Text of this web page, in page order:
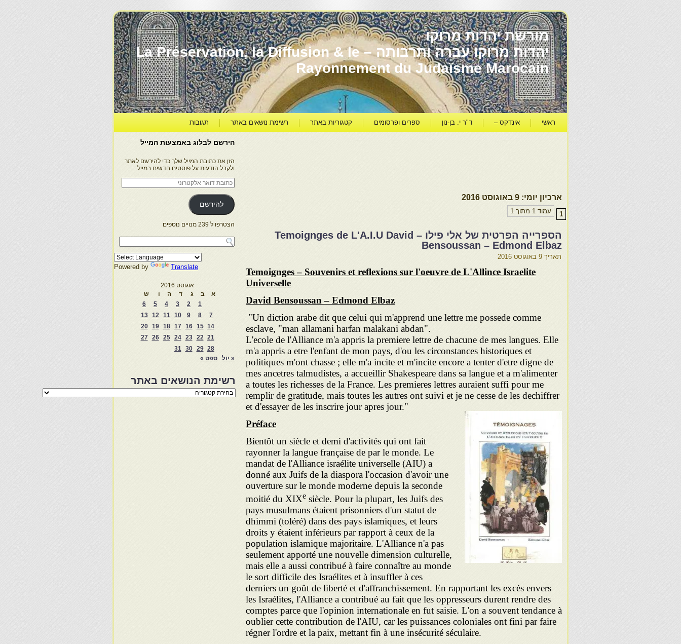
מורשת יהדות מרוקו
יהדות מרוקו עברה ותרבותה – La Préservation, la Diffusion & le
Rayonnement du Judaïsme Marocain
ראשי אינדקס – ד"ר י. בן-נון ספרים ופרסומים קטגוריות באתר רשימת נושאים באתר תגובות
ארכיון יומי: 9 באוגוסט 2016
עמוד 1 מתוך 1 1
הספרייה הפרטית של אלי פילו – Temoignges de L'A.I.U David
Bensoussan – Edmond Elbaz
תאריך 9 באוגוסט 2016
Temoignges – Souvenirs et reflexions sur l'oeuvre de L'Allince Israelite
Universelle
David Bensoussan – Edmond Elbaz
"Un diction arabe dit que celui qui m'apprend une lettre me possede comme
esclave, "man allamani harfan malakani abdan".
L'ecole de l'Alliance m'a appris la premiere lettre de chacune de mes langues. Elle
m'a appris a etre l'enfant de mon pays, d'ou les circonstances historiques et
politiques m'ont chasse ; elle m'a incite et m'incite encore a tenter d'etre digne de
mes ancetres talmudistes, a accueillir Shakespeare dans sa langue et a m'alimenter
a toutes les richesses de la France. Les premieres lettres auraient suffi pour me
remplir de gratitude, mais toutes les autres ont suivi et je ne cesse de les dechiffrer
et d'essayer de les inscrire jour apres jour."
Préface
Bientôt un siècle et demi d'activités qui ont fait
rayonner la langue française de par le monde. Le
mandat de l'Alliance israélite universelle (AIU) a
donné aux Juifs de la diaspora l'occasion d'avoir une
ouverture sur le monde moderne depuis la seconde
moitié du XIXe siècle. Pour la plupart, les Juifs des
pays musulmans étaient prisonniers d'un statut de
dhimmi (toléré) dans des pays islamiques, et leurs
droits y étaient inférieurs par rapport à ceux de la
population islamique majoritaire. L'Alliance n'a pas
seulement apporté une nouvelle dimension culturelle,
mais elle a aussi contribué à faire connaître au monde
le sort difficile des Israélites et à insuffler à ces
derniers un goût de liberté et d'affranchissement. En rapportant les excès envers
les Israélites, l'Alliance a contribué au fait que les oppresseurs durent rendre des
comptes parce que l'opinion internationale en fut saisie. L'on a souvent tendance à
oublier cette contribution de l'AIU, car les puissances coloniales ont fini par faire
régner l'ordre et la paix, mettant fin à une insécurité séculaire.
הירשם לבלוג באמצעות המייל
הזן את כתובת המייל שלך כדי להירשם לאתר
ולקבל הודעות על פוסטים חדשים במייל.
כתובת
דואר
אלקטרוני
להירשם
הצטרפו ל 239 מנויים נוספים
Powered by Translate
אוגוסט 2016
א
ב ג ד ה ו
ש
1
2
3
4
5
6
7
8
9
10
11
12
13
14
15
16
17
18
19
20
21
22
23
24
25
26
27
28
29
30
31
« יול
ספט »
רשימת הנושאים באתר
רשימת
הנושאים